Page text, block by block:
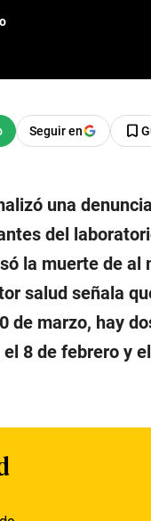
Seguir en
una
del
la muerte de al
salud señala
de marzo, hay
8 de febrero y